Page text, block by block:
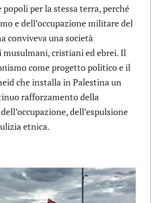
per la stessa terra, perché
e dell’occupazione militare del
conviveva una società
cristiani ed ebrei. Il
come progetto politico e il
che installa in Palestina un
rafforzamento della
dell’espulsione
etnica.